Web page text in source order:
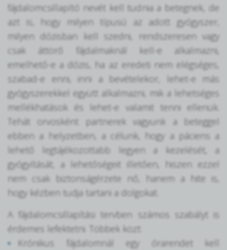
fájdalomcsillapító nevét kell tudnia a betegnek, de
azt is, hogy milyen típusú az adott gyógyszer,
milyen dózisban kell szedni, rendszeresen vagy
csak áttörő fájdalmaknál kell-e alkalmazni,
emelhető-e a dózis, ha az eredeti nem elégséges,
szabad-e enni, inni a bevételekor, lehet-e más
gyógyszerekkel együtt alkalmazni, mik a lehetséges
mellékhatások és lehet-e valamit tenni ellenük.
Tehát orvosként partnerek vagyunk a beteggel
ebben a helyzetben, a célunk, hogy a páciens a
lehető legtájékozottabb legyen a kezelését, a
gyógyítását, a lehetőségeit illetően, hiszen ezzel
nem csak biztonságérzete nő, hanem a hite is,
hogy kézben tudja tartani a dolgokat.
A fájdalomcsillapítási tervben számos szabályt is
érdemes lefektetni. Többek közt:
Krónikus fájdalomnál egy órarendet kell